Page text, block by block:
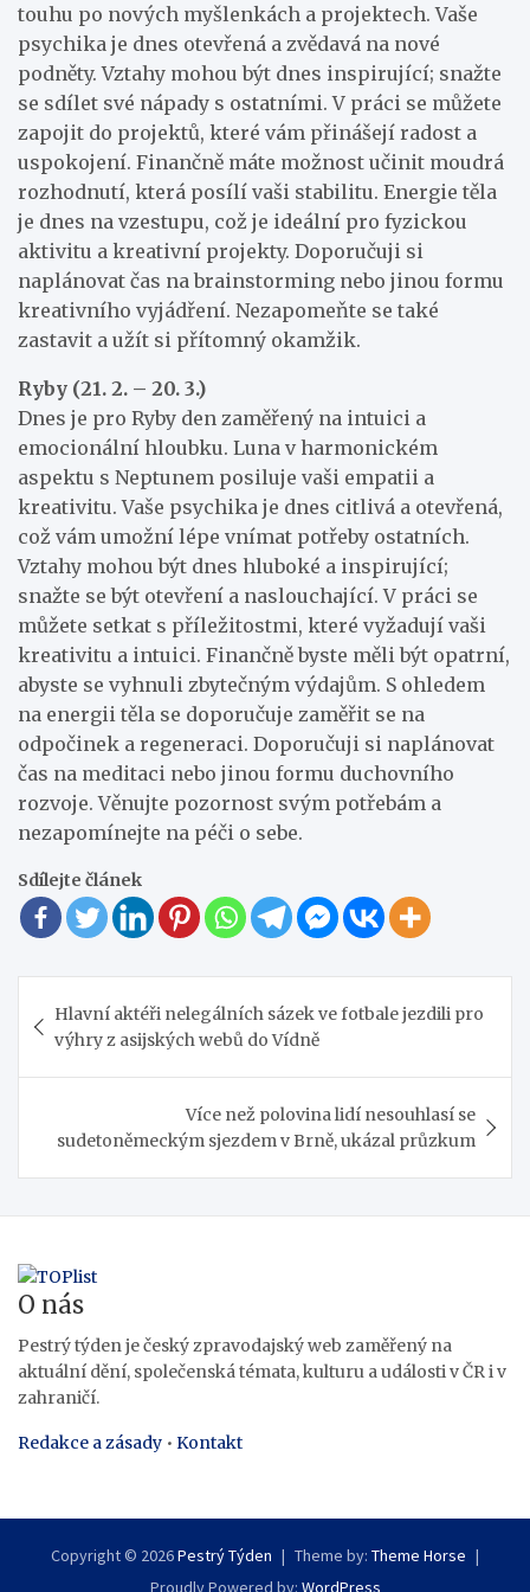
touhu po nových myšlenkách a projektech. Vaše
psychika je dnes otevřená a zvědavá na nové
podněty. Vztahy mohou být dnes inspirující; snažte
se sdílet své nápady s ostatními. V práci se můžete
zapojit do projektů, které vám přinášejí radost a
uspokojení. Finančně máte možnost učinit moudrá
rozhodnutí, která posílí vaši stabilitu. Energie těla
je dnes na vzestupu, což je ideální pro fyzickou
aktivitu a kreativní projekty. Doporučuji si
naplánovat čas na brainstorming nebo jinou formu
kreativního vyjádření. Nezapomeňte se také
zastavit a užít si přítomný okamžik.
Ryby (21. 2. – 20. 3.)
Dnes je pro Ryby den zaměřený na intuici a
emocionální hloubku. Luna v harmonickém
aspektu s Neptunem posiluje vaši empatii a
kreativitu. Vaše psychika je dnes citlivá a otevřená,
což vám umožní lépe vnímat potřeby ostatních.
Vztahy mohou být dnes hluboké a inspirující;
snažte se být otevření a naslouchající. V práci se
můžete setkat s příležitostmi, které vyžadují vaši
kreativitu a intuici. Finančně byste měli být opatrní,
abyste se vyhnuli zbytečným výdajům. S ohledem
na energii těla se doporučuje zaměřit se na
odpočinek a regeneraci. Doporučuji si naplánovat
čas na meditaci nebo jinou formu duchovního
rozvoje. Věnujte pozornost svým potřebám a
nezapomínejte na péči o sebe.
Sdílejte článek
pro
příspěvek
Hlavní aktéři nelegálních sázek ve fotbale jezdili pro
výhry z asijských webů do Vídně
Více než polovina lidí nesouhlasí se
sudetoněmeckým sjezdem v Brně, ukázal průzkum
O nás
Pestrý týden je český zpravodajský web zaměřený na
aktuální dění, společenská témata, kulturu a události v ČR i v
zahraničí.
Redakce a zásady • Kontakt
Copyright © 2026Pestrý Týden Theme by: Theme Horse
Proudly Powered by: WordPress